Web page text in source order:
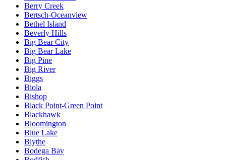
Berry Creek
Bertsch-Oceanview
Bethel Island
Beverly Hills
Big Bear City
Big Bear Lake
Big Pine
Big River
Biggs
Biola
Bishop
Black Point-Green Point
Blackhawk
Bloomington
Blue Lake
Blythe
Bodega Bay